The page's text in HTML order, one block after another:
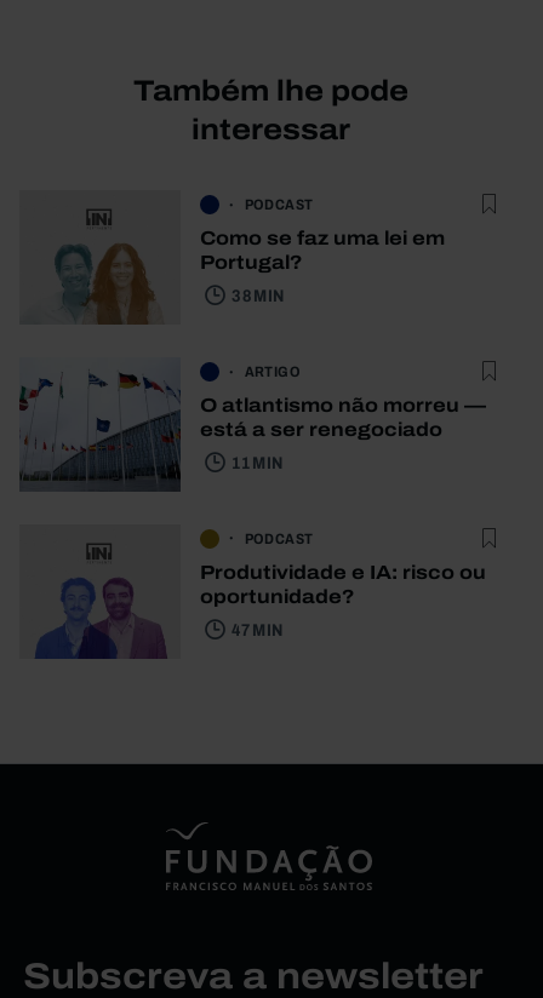
Também lhe pode
interessar
PODCAST
Como se faz uma lei em
Portugal?
38 MIN
ARTIGO
O atlantismo não morreu —
está a ser renegociado
11 MIN
PODCAST
Produtividade e IA: risco ou
oportunidade?
47 MIN
Subscreva a newsletter